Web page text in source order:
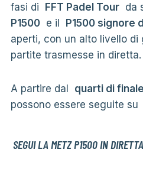
fasi di FFT Padel Tourda
P1500e il P1500 signore
aperti, con un alto livello
partite trasmesse in diretta.
A partire dal quarti di finale
possono essere seguite su
SEGUI LA METZ P1500 IN DIRETTA